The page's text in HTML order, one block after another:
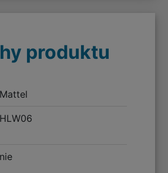
produktu
Mattel
HLW06
nie